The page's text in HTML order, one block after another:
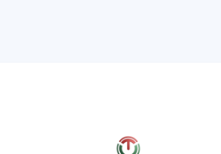
lên đến 12 giờ, cho phép người sử